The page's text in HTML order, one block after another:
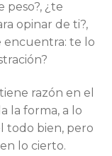
peso?, ¿te
opinar de ti?,
encuentra: te lo
razón en el
la forma, a lo
todo bien, pero
lo cierto.